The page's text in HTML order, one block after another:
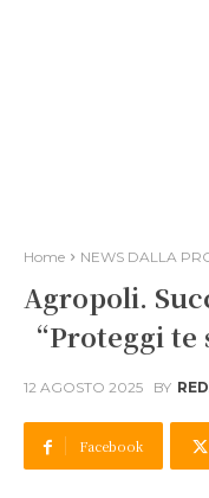
Home NEWS DALLA
Agropoli.
“Proteggi te
12 AGOSTO 2025 BY
Facebook